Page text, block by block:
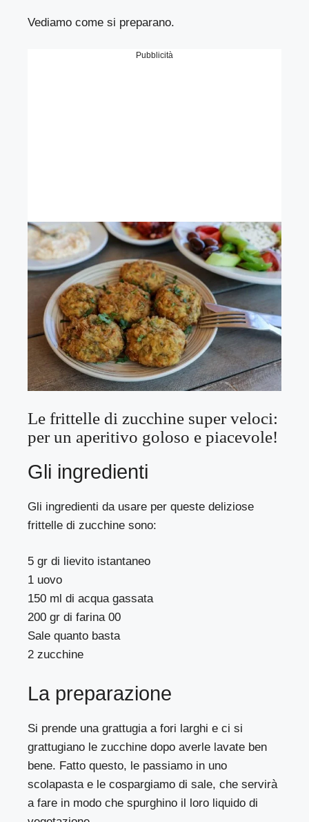
Vediamo come si preparano.
Pubblicità
Le frittelle di zucchine super veloci:
per un aperitivo goloso e piacevole!
Gli ingredienti
Gli ingredienti da usare per queste deliziose
frittelle di zucchine sono:
5 gr di lievito istantaneo
1 uovo
150 ml di acqua gassata
200 gr di farina 00
Sale quanto basta
2 zucchine
La preparazione
Si prende una grattugia a fori larghi e ci si
grattugiano le zucchine dopo averle lavate ben
bene. Fatto questo, le passiamo in uno
scolapasta e le cospargiamo di sale, che servirà
a fare in modo che spurghino il loro liquido di